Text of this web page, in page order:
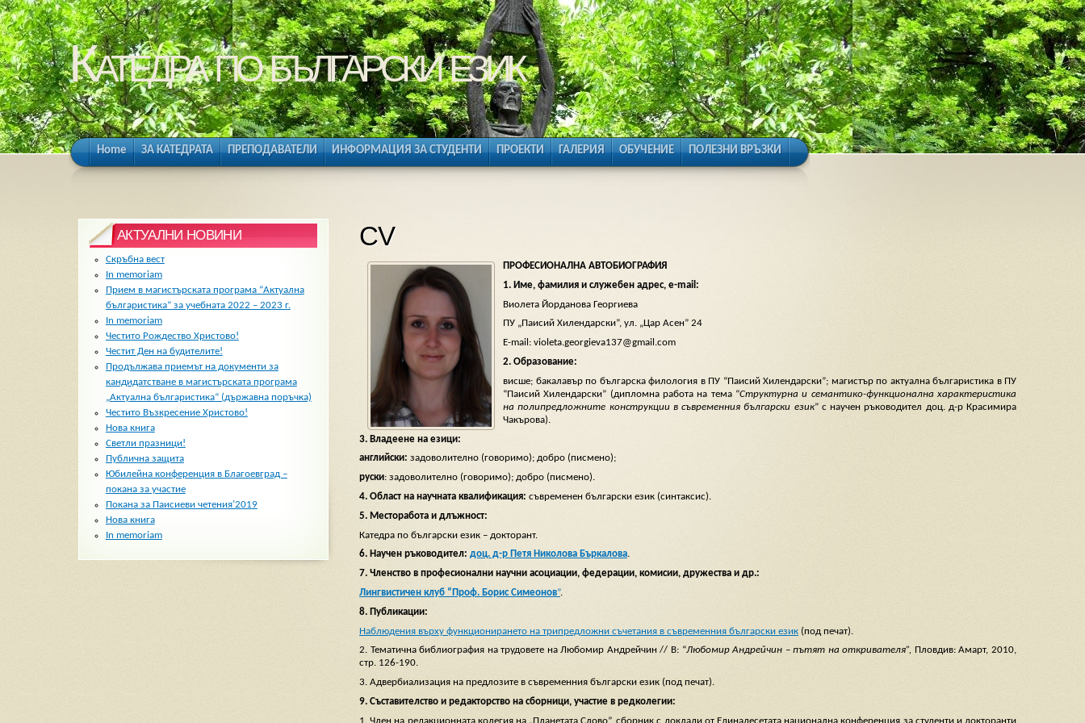
Катедра по български език
Home ЗА КАТЕДРАТА ПРЕПОДАВАТЕЛИ ИНФОРМАЦИЯ ЗА СТУДЕНТИ ПРОЕКТИ ГАЛЕРИЯ ОБУЧЕНИЕ ПОЛЕЗНИ ВРЪЗКИ
CV
ПРОФЕСИОНАЛНА АВТОБИОГРАФИЯ
1. Име, фамилия и служебен адрес, е-mail:
Виолета Йорданова Георгиева
ПУ „Паисий Хилендарски”, ул. „Цар Асен” 24
E-mail: violeta.georgieva137@gmail.com
2. Образование:
висше; бакалавър по българска филология в ПУ “Паисий Хилендарски”; магистър по актуална българистика в ПУ
“Паисий Хилендарски” (дипломна работа на тема “Структурна и семантико-функционална характеристика
на полипредложните конструкции в съвременния български език” с научен ръководител доц. д-р Красимира
Чакърова).
3. Владеене на езици:
английски: задоволително (говоримо); добро (писмено);
руски: задоволително (говоримо); добро (писмено).
4. Област на научната квалификация: съвременен български език (синтаксис).
5. Месторабота и длъжност:
Катедра по български език – докторант.
6. Научен ръководител: доц. д-р Петя Николова Бъркалова.
7. Членство в професионални научни асоциации, федерации, комисии, дружества и др.:
Лингвистичен клуб “Проф. Борис Симеонов”.
8. Публикации:
Наблюдения върху функционирането на трипредложни съчетания в съвременния български език (под печат).
2. Тематична библиография на трудовете на Любомир Андрейчин // В: “Любомир Андрейчин – пътят на откривателя”, Пловдив: Амарт, 2010,
стр. 126-190.
3. Адвербиализация на предлозите в съвременния български език (под печат).
9. Съставителство и редакторство на сборници, участие в редколегии:
1. Член на редакционната колегия на „Планетата Слово”, сборник с доклади от Единадесетата национална конференция за студенти и докторанти
АКТУАЛНИ НОВИНИ
Скръбна вест
In memoriam
Прием в магистърската програма “Актуална
българистика” за учебната 2022 – 2023 г.
In memoriam
Честито Рождество Христово!
Честит Ден на будителите!
Продължава приемът на документи за
кандидатстване в магистърската програма
„Актуална българистика“ (държавна поръчка)
Честито Възкресение Христово!
Нова книга
Светли празници!
Публична защита
Юбилейна конференция в Благоевград –
покана за участие
Покана за Паисиеви четения’2019
Нова книга
In memoriam